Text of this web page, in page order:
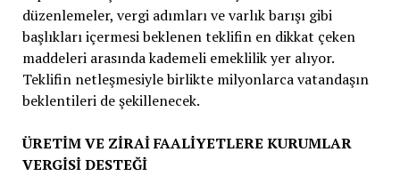
ÜRETİM VE ZİRAİ FAALİYETLERE KURUMLAR
VERGİSİ DESTEĞİ